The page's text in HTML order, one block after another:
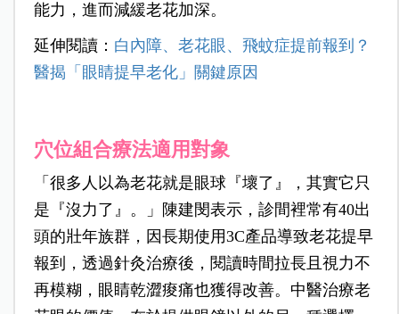
能力，進而減緩老花加深。
延伸閱讀： 白內障、老花眼、飛蚊症提前報到？
醫揭「眼睛提早老化」關鍵原因
穴位組合療法適用對象
「很多人以為老花就是眼球『壞了』，其實它只
是『沒力了』。」陳建閔表示，診間裡常有40出
頭的壯年族群，因長期使用3C產品導致老花提早
報到，透過針灸治療後，閱讀時間拉長且視力不
再模糊，眼睛乾澀痠痛也獲得改善。中醫治療老